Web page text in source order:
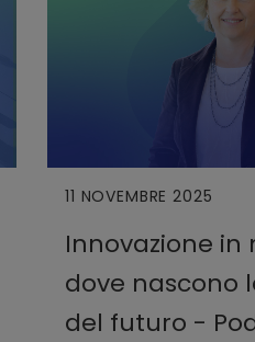
11 NOVEMBRE 2025
Innovazione
dove nascono
del futuro -